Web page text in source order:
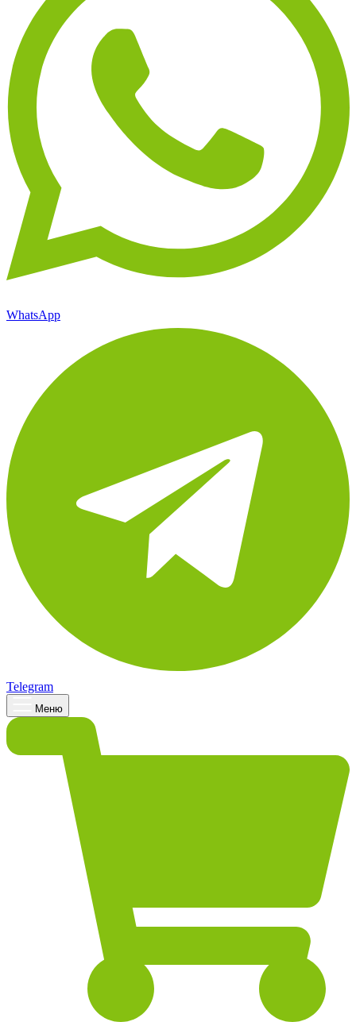
WhatsApp
Telegram
Меню